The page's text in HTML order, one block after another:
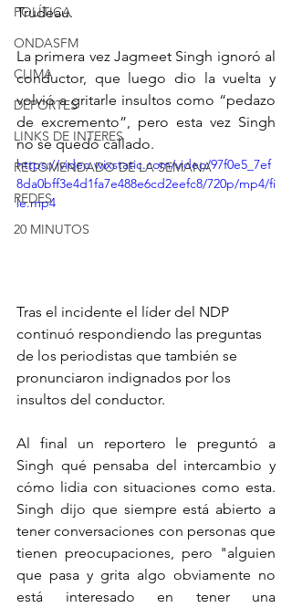
POLÍTICA
ONDASFM
CLIMA
DEPORTES
LINKS DE INTERES
RECOMENDADO DE LA SEMANA
REDES
20 MINUTOS
Trudeau.
La primera vez Jagmeet Singh ignoró al
conductor, que luego dio la vuelta y
volvió a gritarle insultos como “pedazo
de excremento”, pero esta vez Singh
no se quedó callado.
https://video.wixstatic.com/video/97f0e5_7ef
8da0bff3e4d1fa7e488e6cd2eefc8/720p/mp4/fi
le.mp4
Tras el incidente el líder del NDP
continuó respondiendo las preguntas
de los periodistas que también se
pronunciaron indignados por los
insultos del conductor.
Al final un reportero le preguntó a
Singh qué pensaba del intercambio y
cómo lidia con situaciones como esta.
Singh dijo que siempre está abierto a
tener conversaciones con personas que
tienen preocupaciones, pero "alguien
que pasa y grita algo obviamente no
está interesado en tener una